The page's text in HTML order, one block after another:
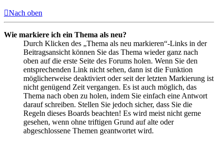
Nach oben
Wie markiere ich ein Thema als neu?
Durch Klicken des „Thema als neu markieren“-Links in der
Beitragsansicht können Sie das Thema wieder ganz nach
oben auf die erste Seite des Forums holen. Wenn Sie den
entsprechenden Link nicht sehen, dann ist die Funktion
möglicherweise deaktiviert oder seit der letzten Markierung ist
nicht genügend Zeit vergangen. Es ist auch möglich, das
Thema nach oben zu holen, indem Sie einfach eine Antwort
darauf schreiben. Stellen Sie jedoch sicher, dass Sie die
Regeln dieses Boards beachten! Es wird meist nicht gerne
gesehen, wenn ohne triftigen Grund auf alte oder
abgeschlossene Themen geantwortet wird.